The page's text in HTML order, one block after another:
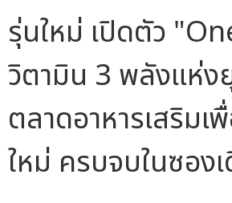
รุ่นใหม่ เปิดตัว
วิตามิน 3 พลังแห่ง
ตลาดอาหารเสริมเ
ใหม่ ครบจบในซอง